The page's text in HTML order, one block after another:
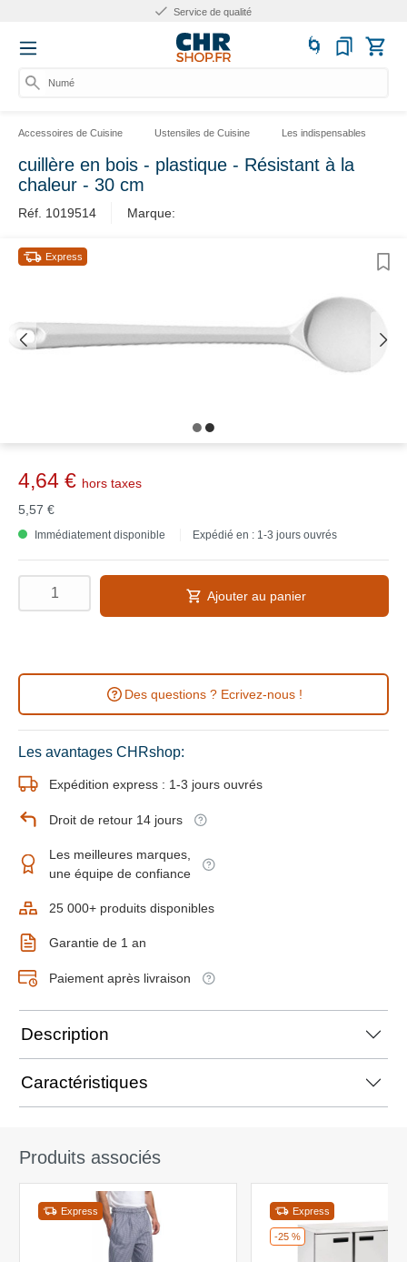
Service de qualité
Numéro
Accessoires de Cuisine Ustensiles de Cuisine Les indispensables
cuillère en bois - plastique - Résistant à la
chaleur - 30 cm
Réf. 1019514 Marque:
Express
4,64 € hors taxes
5,57 €
Immédiatement disponible Expédié en : 1-3 jours ouvrés
Ajouter au panier
Des questions ? Ecrivez-nous !
Les avantages CHRshop:
Expédition express : 1-3 jours ouvrés
Droit de retour 14 jours
Les meilleures marques,
une équipe de confiance
25 000+ produits disponibles
Garantie de 1 an
Paiement après livraison
Description
Caractéristiques
Produits associés
Express
-25 %
Express